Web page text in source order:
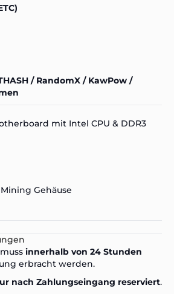
/ RandomX / KawPow /
mit Intel CPU & DDR3
Gehäuse
innerhalb von 24 Stunden
erbracht werden.
nach Zahlungseingang reserviert.